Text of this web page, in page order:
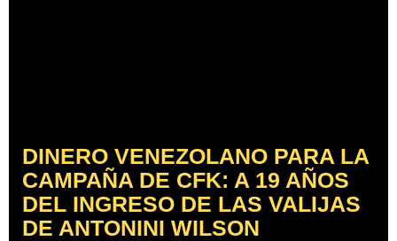
DINERO VENEZOLANO PARA LA
CAMPAÑA DE CFK: A 19 AÑOS
DEL INGRESO DE LAS VALIJAS
DE ANTONINI WILSON